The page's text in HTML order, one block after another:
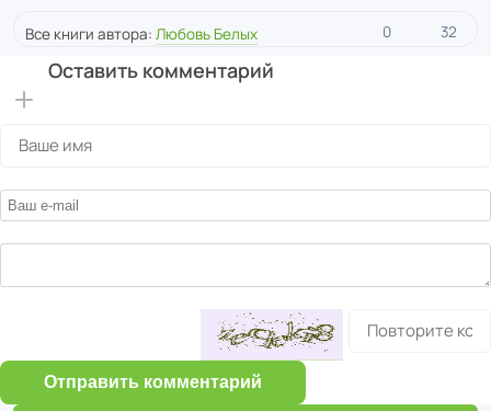
Все книги автора: Любовь Белых 0 32
Оставить комментарий
Отправить комментарий